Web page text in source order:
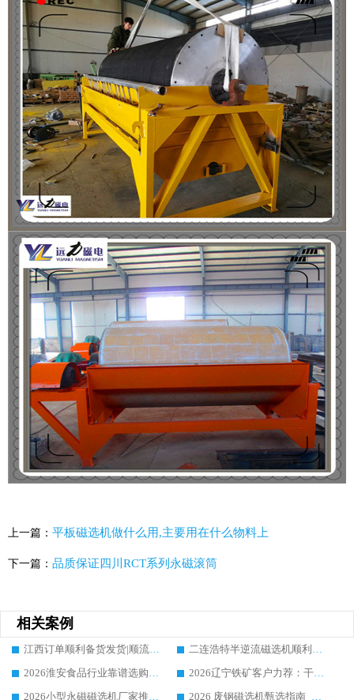
上一篇： 平板磁选机做什么用,主要用在什么物料上
下一篇： 品质保证四川RCT系列永磁滚筒
相关案例
江西订单顺利备货发货|顺流 1030 磁选机优选源头厂家华体会手机网页版-华体会(中国)
二连浩特半逆流磁选机顺利发货，老客户分享华体会手机网页版-华体会(中国) 设备使用真实心得，老客户回购信任购
2026淮安食品行业靠谱选购永磁滚筒怎么选?华体会手机网页版-华体会(中国) 实体生产厂家选购参考
2026辽宁铁矿客户力荐：干选磁选机厂家，我只推荐华体会手机网页版-华体会(中国)
2026小型永磁磁选机厂家推荐：华体会手机网页版-华体会(中国) 凭实力位居行业前列
2026 废钢磁选机甄选指南_实力厂家华体会手机网页版-华体会(中国) _值得合作信赖